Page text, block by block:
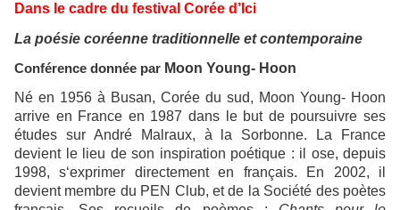
Dans le cadre du festival Corée d’Ici
La poésie coréenne traditionnelle et contemporaine
Conférence donnée par Moon Young- Hoon
Né en 1956 à Busan, Corée du sud, Moon Young- Hoon
arrive en France en 1987 dans le but de poursuivre ses
études sur André Malraux, à la Sorbonne. La France
devient le lieu de son inspiration poétique : il ose, depuis
1998, s‘exprimer directement en français. En 2002, il
devient membre du PEN Club, et de la Société des poètes